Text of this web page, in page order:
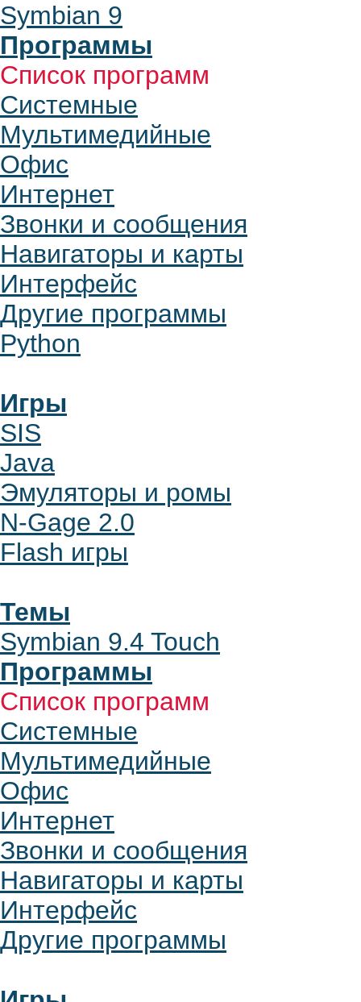
Symbian 9
Программы
Список программ
Системные
Мультимедийные
Офис
Интернет
Звонки и сообщения
Навигаторы и карты
Интерфейс
Другие программы
Python
Игры
SIS
Java
Эмуляторы и ромы
N-Gage 2.0
Flash игры
Темы
Symbian 9.4 Touch
Программы
Список программ
Системные
Мультимедийные
Офис
Интернет
Звонки и сообщения
Навигаторы и карты
Интерфейс
Другие программы